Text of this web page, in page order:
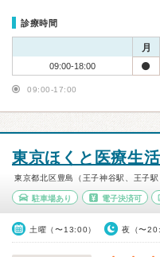
診療時間
月
09:00-18:00
09:00-17:00
東京ほくと医療生
東京都北区豊島（王子神谷駅、王子駅
駐車場あり 電子決済可
土曜（〜13:00） 夜（〜